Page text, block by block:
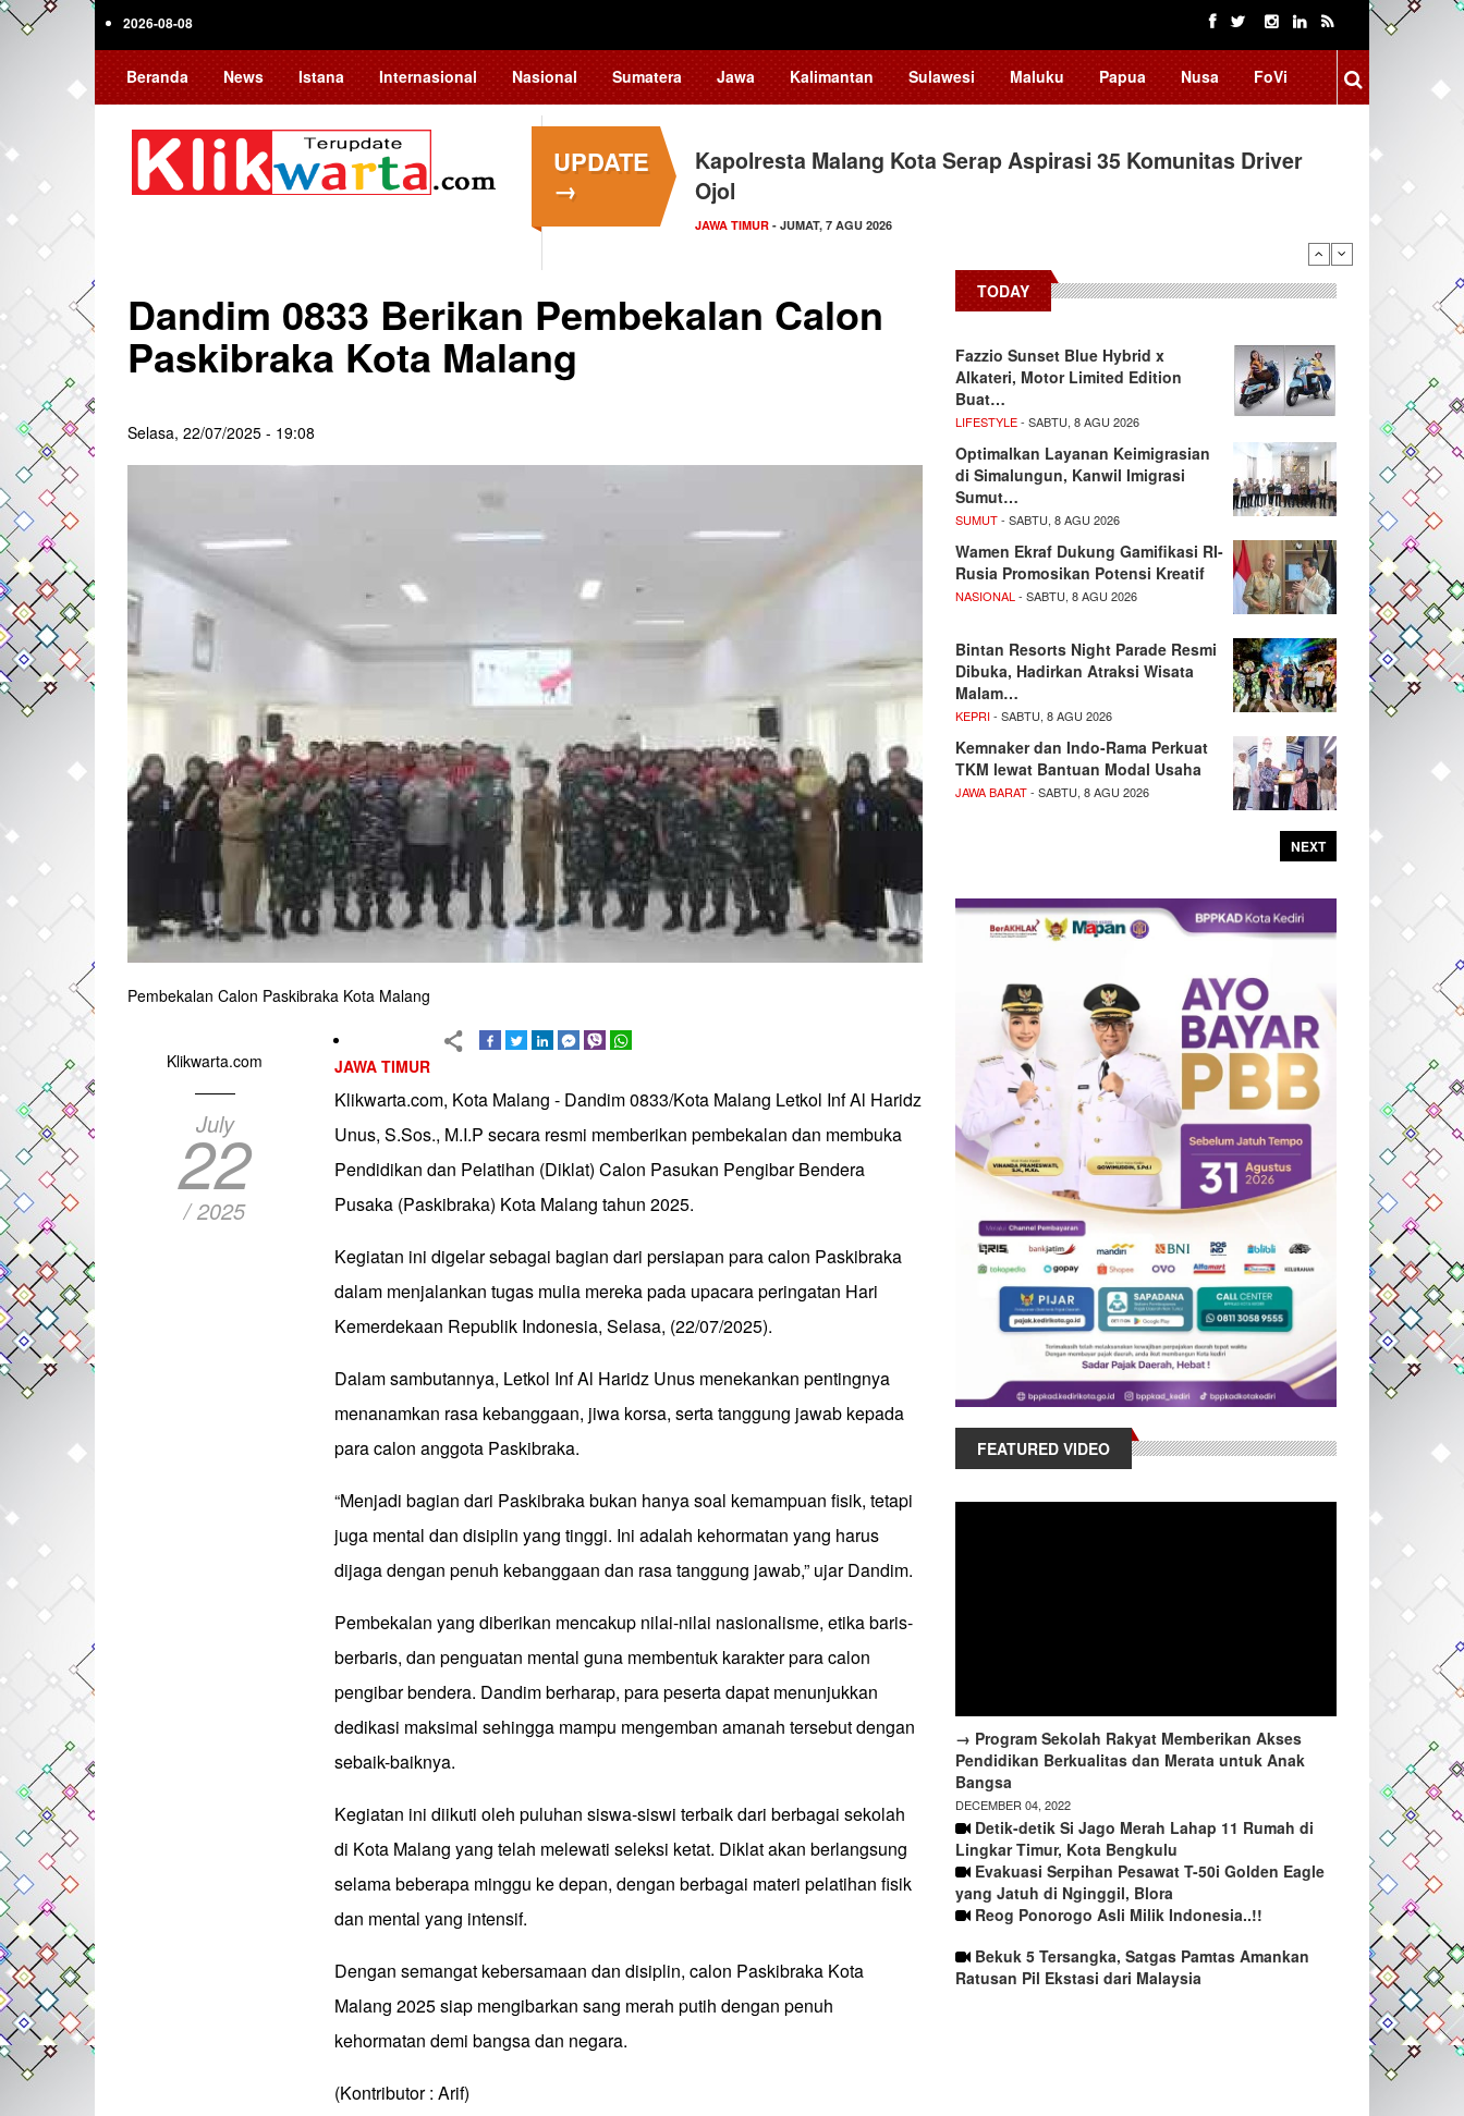
Skip
2026-08-08
Beranda News Istana Internasional Nasional Sumatera Jawa Kalimantan Sulawesi Maluku Papua Nusa FoVi
UPDATE
→
Kapolresta Malang Kota Serap Aspirasi 35 Komunitas Driver
Ojol
JAWA TIMUR - JUMAT, 7 AGU 2026
Dandim 0833 Berikan Pembekalan Calon
Paskibraka Kota Malang
Selasa, 22/07/2025 - 19:08
Pembekalan Calon Paskibraka Kota Malang
Klikwarta.com
July
22
/ 2025
JAWA TIMUR
Klikwarta.com, Kota Malang - Dandim 0833/Kota Malang Letkol Inf Al Haridz
Unus, S.Sos., M.I.P secara resmi memberikan pembekalan dan membuka
Pendidikan dan Pelatihan (Diklat) Calon Pasukan Pengibar Bendera
Pusaka (Paskibraka) Kota Malang tahun 2025.
Kegiatan ini digelar sebagai bagian dari persiapan para calon Paskibraka
dalam menjalankan tugas mulia mereka pada upacara peringatan Hari
Kemerdekaan Republik Indonesia, Selasa, (22/07/2025).
Dalam sambutannya, Letkol Inf Al Haridz Unus menekankan pentingnya
menanamkan rasa kebanggaan, jiwa korsa, serta tanggung jawab kepada
para calon anggota Paskibraka.
“Menjadi bagian dari Paskibraka bukan hanya soal kemampuan fisik, tetapi
juga mental dan disiplin yang tinggi. Ini adalah kehormatan yang harus
dijaga dengan penuh kebanggaan dan rasa tanggung jawab,” ujar Dandim.
Pembekalan yang diberikan mencakup nilai-nilai nasionalisme, etika baris-
berbaris, dan penguatan mental guna membentuk karakter para calon
pengibar bendera. Dandim berharap, para peserta dapat menunjukkan
dedikasi maksimal sehingga mampu mengemban amanah tersebut dengan
sebaik-baiknya.
Kegiatan ini diikuti oleh puluhan siswa-siswi terbaik dari berbagai sekolah
di Kota Malang yang telah melewati seleksi ketat. Diklat akan berlangsung
selama beberapa minggu ke depan, dengan berbagai materi pelatihan fisik
dan mental yang intensif.
Dengan semangat kebersamaan dan disiplin, calon Paskibraka Kota
Malang 2025 siap mengibarkan sang merah putih dengan penuh
kehormatan demi bangsa dan negara.
(Kontributor : Arif)
TODAY
Fazzio Sunset Blue Hybrid x
Alkateri, Motor Limited Edition
Buat…
LIFESTYLE- SABTU, 8 AGU 2026
Optimalkan Layanan Keimigrasian
di Simalungun, Kanwil Imigrasi
Sumut…
SUMUT- SABTU, 8 AGU 2026
Wamen Ekraf Dukung Gamifikasi RI-
Rusia Promosikan Potensi Kreatif
NASIONAL - SABTU, 8 AGU 2026
Bintan Resorts Night Parade Resmi
Dibuka, Hadirkan Atraksi Wisata
Malam…
KEPRI- SABTU, 8 AGU 2026
Kemnaker dan Indo-Rama Perkuat
TKM lewat Bantuan Modal Usaha
JAWA BARAT- SABTU, 8 AGU 2026
NEXT
FEATURED VIDEO
→ Program Sekolah Rakyat Memberikan Akses
Pendidikan Berkualitas dan Merata untuk Anak
Bangsa
DECEMBER 04, 2022
Detik-detik Si Jago Merah Lahap 11 Rumah di
Lingkar Timur, Kota Bengkulu
Evakuasi Serpihan Pesawat T-50i Golden Eagle
yang Jatuh di Nginggil, Blora
Reog Ponorogo Asli Milik Indonesia..!!
Bekuk 5 Tersangka, Satgas Pamtas Amankan
Ratusan Pil Ekstasi dari Malaysia